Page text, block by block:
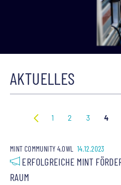
AKTUELLES
1 2 3 4
MINT COMMUNITY 4.OWL 14.12.2023
ERFOLGREICHE MINT
RAUM